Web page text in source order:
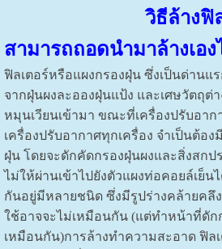
วิธีล้างฟิลเตอ
สามารถถอดนำมาล้างเอง
ฟิลเตอร์หรือแผงกรองฝุ่น ซึ่งเป็นด่านแ
จากฝุ่นผงละอองฝุ่นแป้ง และเศษวัตถุต่
หมุนเวียนเข้ามา ขณะที่เครื่องปรับอา
เครื่องปรับอากาศทุกเครื่อง จำเป็นต้อ
ฝุ่น โดยจะดักคัดกรองฝุ่นผงและสิ่งสกป
ไม่ให้ผ่านเข้าไปยังตัวแผงท่อคอยล์เย็น
กันอยู่มีหลายชนิด ซึ่งมีรูปร่างคล้ายคลึ
ใช้อาจจะไม่เหมือนกัน (แต่ทำหน้าที่ดัก
เหมือนกัน)การล้างทำความสะอาด ฟิล